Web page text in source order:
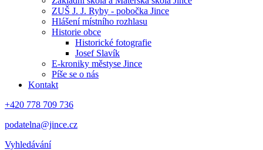
ZUŠ J. J. Ryby - pobočka Jince
Hlášení místního rozhlasu
Historie obce
Historické fotografie
Josef Slavík
E-kroniky městyse Jince
Píše se o nás
Kontakt
+420 778 709 736
podatelna@jince.cz
Vyhledávání